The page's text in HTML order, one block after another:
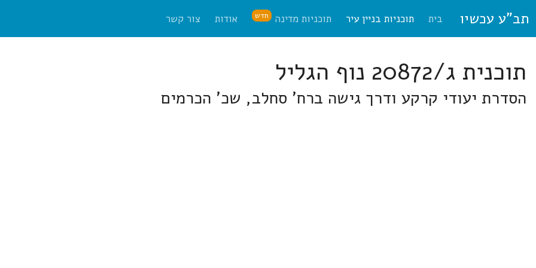
תב"ע עכשיו בית תוכניות בניין עיר תוכניות מדינה חדש אודות צור קשר
תוכנית ג/20872 נוף הגליל
הסדרת יעודי קרקע ודרך גישה ברח' סחלב, שכ' הכרמים